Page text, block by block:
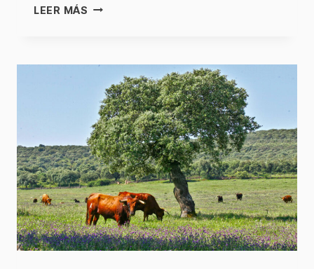
LEER MÁS HINOJOSA
MONTERRUBIO
LA
SERENA